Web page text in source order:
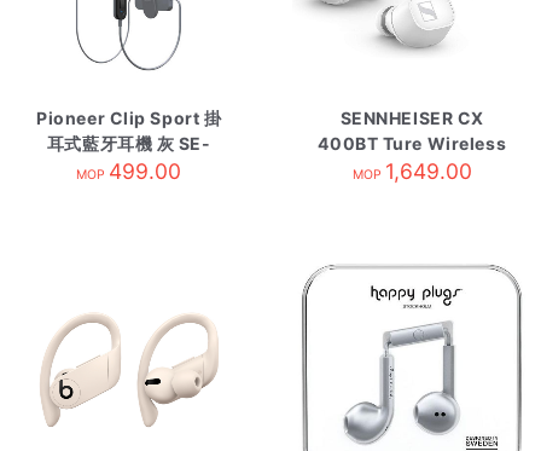
Pioneer Clip Sport 掛
耳式藍牙耳機 灰 SE-
E7BTH
MOP 499.00
SENNHEISER CX
400BT Ture Wireless
自攜HK原廠保養 White
MOP 1,649.00